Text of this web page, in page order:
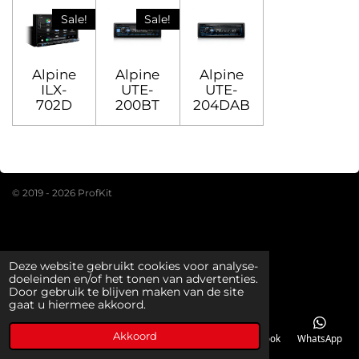
Deze website gebruikt cookies voor analyse-
doeleinden en/of het tonen van advertenties.
Door gebruik te blijven maken van de site
gaat u hiermee akkoord.
Akkoord
Sale!
Alpine
ILX-
702D
Sale!
Alpine
UTE-
200BT
Alpine
UTE-
204DAB
© 2019 - 2026 ProfKit
Telefoonnummer Facebook WhatsApp